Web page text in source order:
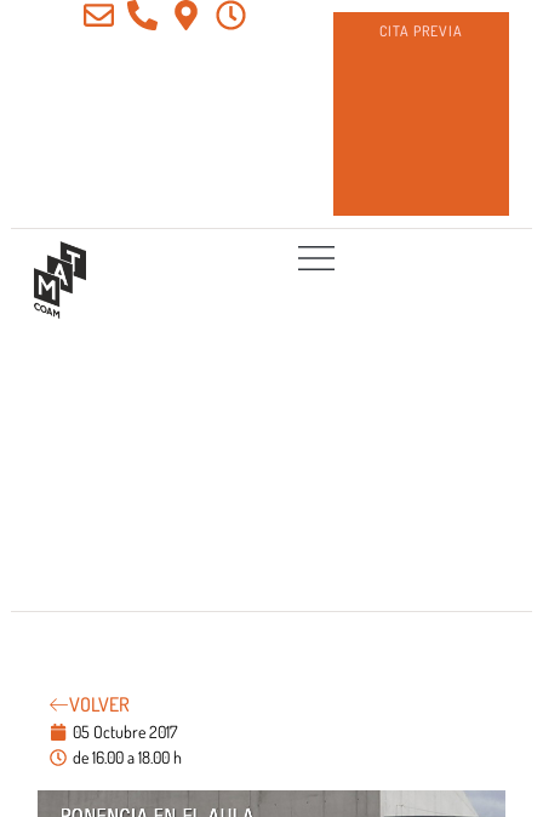
CITA PREVIA
VOLVER
05 Octubre 2017
de 16.00 a 18.00 h